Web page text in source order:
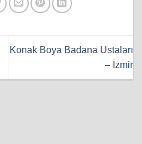
Konak Boya Badana Ustaları
– İzmir